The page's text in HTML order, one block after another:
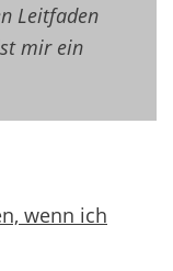
Leitfaden
mir ein
wenn ich